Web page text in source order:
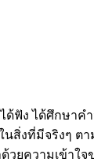
ฟัง ได้ศึกษาคำ
สิ่งที่มีจริงๆ ตา
วยความเข้าใ